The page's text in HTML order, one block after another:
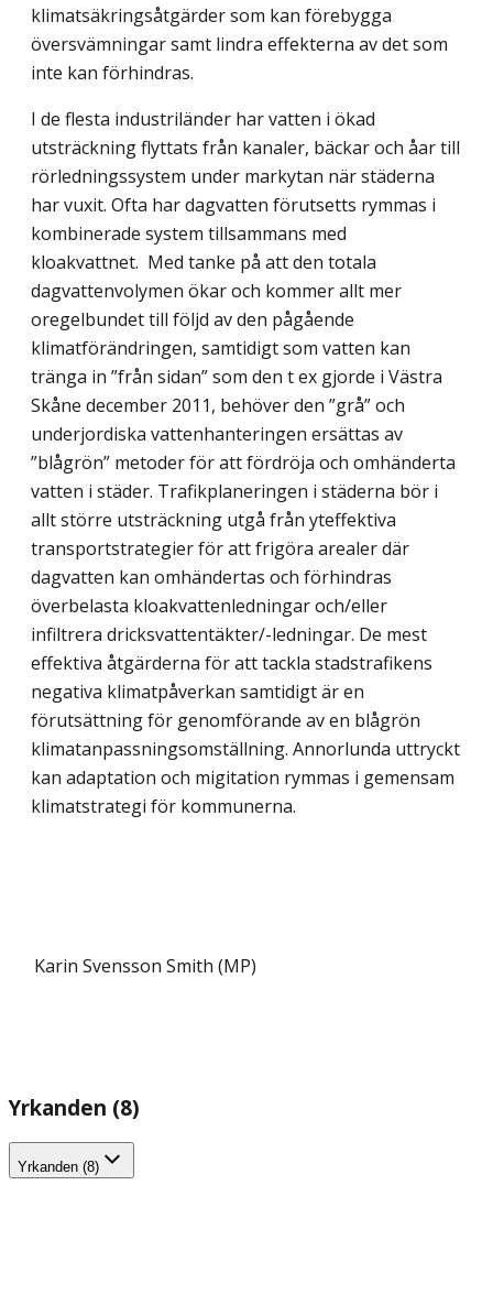
klimatsäkringsåtgärder som kan förebygga
översvämningar samt lindra effekterna av det som
inte kan förhindras.
I de flesta industriländer har vatten i ökad
utsträckning flyttats från kanaler, bäckar och åar till
rörledningssystem under markytan när städerna
har vuxit. Ofta har dagvatten förutsetts rymmas i
kombinerade system tillsammans med
kloakvattnet. Med tanke på att den totala
dagvattenvolymen ökar och kommer allt mer
oregelbundet till följd av den pågående
klimatförändringen, samtidigt som vatten kan
tränga in ”från sidan” som den t ex gjorde i Västra
Skåne december 2011, behöver den ”grå” och
underjordiska vattenhanteringen ersättas av
”blågrön” metoder för att fördröja och omhänderta
vatten i städer. Trafikplaneringen i städerna bör i
allt större utsträckning utgå från yteffektiva
transportstrategier för att frigöra arealer där
dagvatten kan omhändertas och förhindras
överbelasta kloakvattenledningar och/eller
infiltrera dricksvattentäkter/-ledningar. De mest
effektiva åtgärderna för att tackla stadstrafikens
negativa klimatpåverkan samtidigt är en
förutsättning för genomförande av en blågrön
klimatanpassningsomställning. Annorlunda uttryckt
kan adaptation och migitation rymmas i gemensam
klimatstrategi för kommunerna.
Karin Svensson Smith (MP)
Yrkanden (8)
Yrkanden (8)